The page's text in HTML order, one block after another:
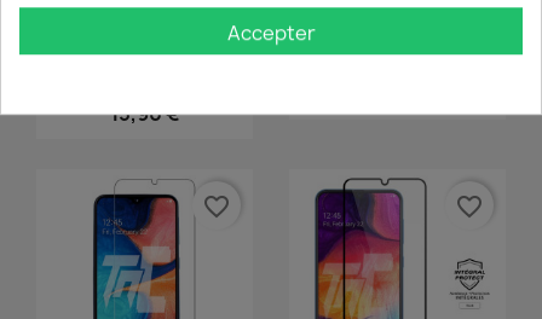
Samsung Galaxy A70 -
Verre...
15,90 €

Samsung Galaxy A60 -
Verre...
favorite_border favorite_border
Accepter